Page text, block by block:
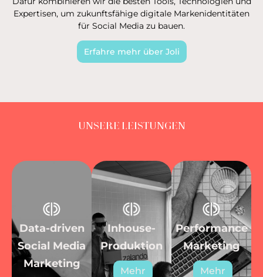
Expertisen, um zukunftsfähige digitale Markenidentitäten
für Social Media zu bauen.
Erfahre mehr über Joli
UNSERE LEISTUNGEN
Data-driven
Social Media
Marketing
Inhouse-
Produktion
Mehr
Performance
Marketing
Mehr